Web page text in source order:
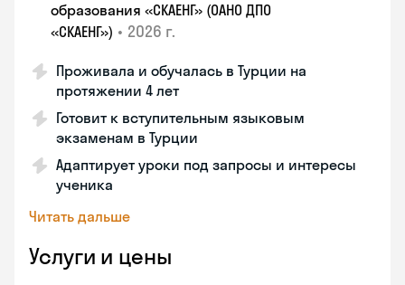
образования «СКАЕНГ» (ОАНО ДПО
«СКАЕНГ») • 2026 г.
Проживала и обучалась в Турции на
протяжении 4 лет
Готовит к вступительным языковым
экзаменам в Турции
Адаптирует уроки под запросы и интересы
ученика
Читать дальше
Услуги и цены